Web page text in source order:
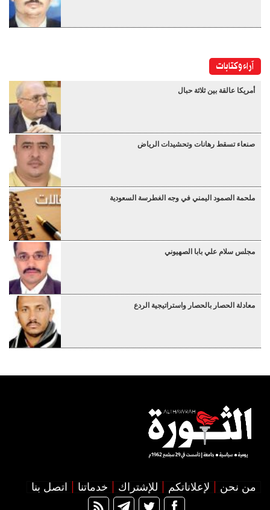
آراء وكتابات
أمريكا عالقة بين ثلاثة حبال
صنعاء تسقط رهانات وتحشيدات الرياض
ملحمة الصمود اليمني في وجه الغطرسة السعودية
مجلس سلام علي بابا الصهيوني
معادلة الحصار بالحصار واستراتيجية الردع
من نحن لإعلاناتكم للإشتراك خدماتنا اتصل بنا